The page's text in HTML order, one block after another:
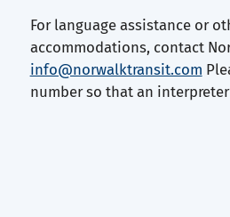
For language assistance or
accommodations, contact
info@norwalktransit.com
number so that an